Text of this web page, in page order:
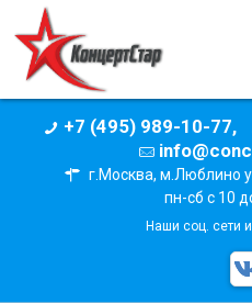
+7 (495) 989-10-77,
г.Москва, м.Люблино
пн-сб с 10
Наши соц. сети